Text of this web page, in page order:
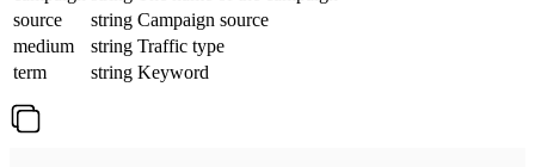
source
string Campaign source
medium
string Traffic type
term
string Keyword